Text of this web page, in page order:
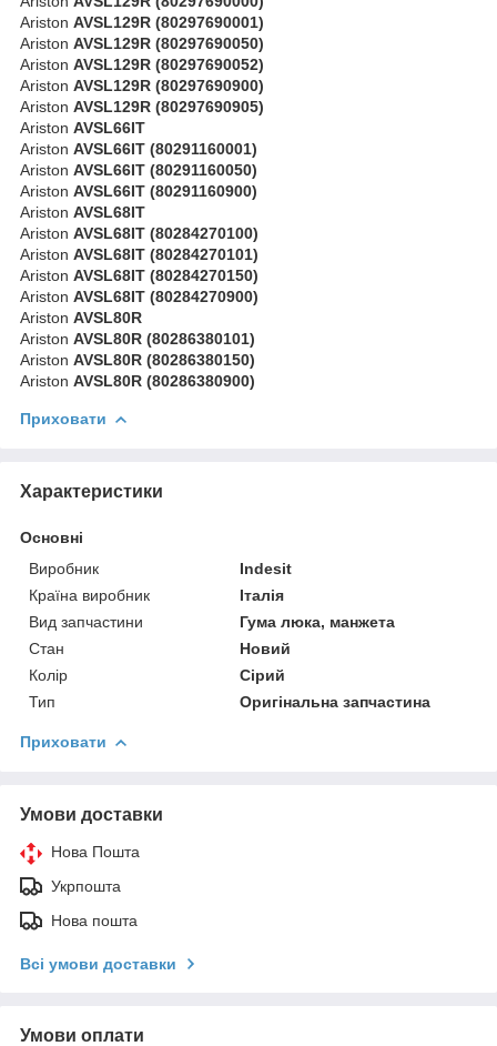
Ariston AVSL129R (80297690001)
Ariston AVSL129R (80297690050)
Ariston AVSL129R (80297690052)
Ariston AVSL129R (80297690900)
Ariston AVSL129R (80297690905)
Ariston AVSL66IT
Ariston AVSL66IT (80291160001)
Ariston AVSL66IT (80291160050)
Ariston AVSL66IT (80291160900)
Ariston AVSL68IT
Ariston AVSL68IT (80284270100)
Ariston AVSL68IT (80284270101)
Ariston AVSL68IT (80284270150)
Ariston AVSL68IT (80284270900)
Ariston AVSL80R
Ariston AVSL80R (80286380101)
Ariston AVSL80R (80286380150)
Ariston AVSL80R (80286380900)
Приховати
Характеристики
Основні
Виробник
Indesit
Країна виробник
Італія
Вид запчастини
Гума люка, манжета
Стан
Новий
Колір
Сірий
Тип
Оригінальна запчастина
Приховати
Умови доставки
Нова Пошта
Укрпошта
Нова пошта
Всі умови доставки
Умови оплати